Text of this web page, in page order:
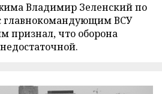
Владимир Зеленский по
главнокомандующим ВСУ
признал, что оборона